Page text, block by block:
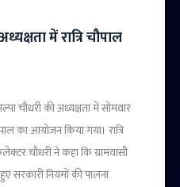
में रात्रि चौपाल
चौधरी की अध्यक्षता में सोमवार
का आयोजन किया गया। रात्रि
चौधरी ने कहा कि ग्रामवासी
सरकारी नियमों की पालना